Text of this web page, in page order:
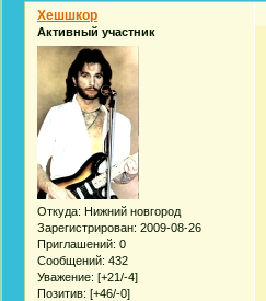
Хешшкор
Активный участник
Откуда: Нижний новгород
Зарегистрирован: 2009-08-26
Приглашений: 0
Сообщений: 432
Уважение: [+21/-4]
Позитив: [+46/-0]